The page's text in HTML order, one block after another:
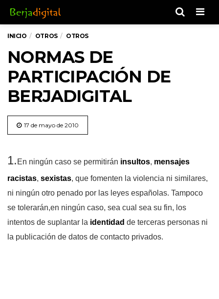
INICIO OTROS OTROS
NORMAS DE
PARTICIPACIÓN DE
BERJADIGITAL
17 de mayo de 2010
1. En ningún caso se permitirán insultos, mensajes
racistas, sexistas, que fomenten la violencia ni similares,
ni ningún otro penado por las leyes españolas. Tampoco
se tolerarán,en ningún caso, sea cual sea su fin, los
intentos de suplantar la identidad de terceras personas ni
la publicación de datos de contacto privados.